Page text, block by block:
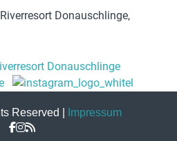
Reserved Impressum